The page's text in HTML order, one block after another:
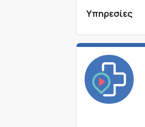
Υπηρεσίες